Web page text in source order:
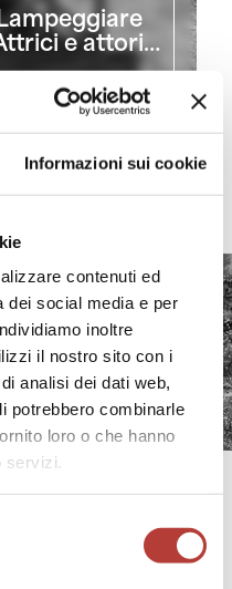
Informazioni sui cookie
contenuti ed
dei social media e per
inoltre
il nostro sito con i
analisi dei dati web,
potrebbero combinarle
loro o che hanno
servizi.
e attori
Pasolini
20
nello
nel cinema